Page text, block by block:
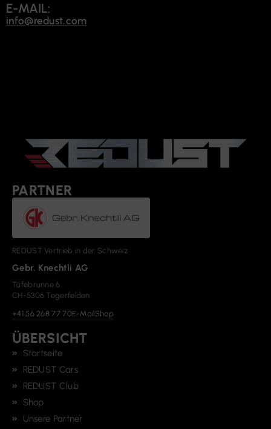
E-MAIL:
info@redust.com
ÜBERSICHT
Startseite
REDUST Cars
REDUST Club
Shop
Unsere Partner
PARTNER
REDUST Vertrieb in der Schweiz
Gebr. Knechtli AG
Tüfebrunne 6
CH-5306 Tegerfelden
+41 56 268 77 70E-Mail Shop